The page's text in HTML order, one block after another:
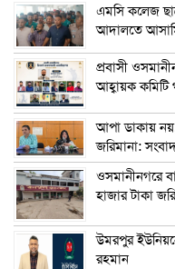
এম‌সি কলেজ
আদালতে
প্রবাসী
আহ্বায়ক কমিটি
আপা ডাকায় নয়,
জরিমানা:
ওসমানীনগরে
হাজার টাকা
উমরপুর ইউনিয়নে
রহমান